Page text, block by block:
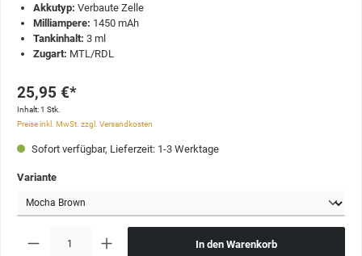
Akkutyp: Verbaute Zelle
Milliampere: 1450 mAh
Tankinhalt: 3 ml
Zugart: MTL/RDL
25,95 €*
Inhalt:1 Stk.
Preise inkl. MwSt. zzgl. Versandkosten
Sofort verfügbar, Lieferzeit: 1-3 Werktage
Variante
In den Warenkorb